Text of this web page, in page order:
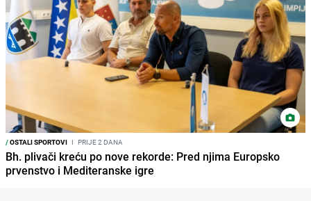
/OSTALI SPORTOVI I PRIJE 2 DANA
Bh. plivači kreću po nove rekorde: Pred njima Europsko
prvenstvo i Mediteranske igre